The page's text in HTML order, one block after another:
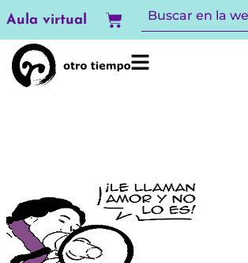
al
contenido
Aula virtual Carrito